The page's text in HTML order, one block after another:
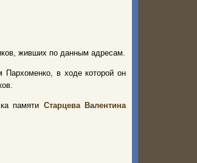
, живших по данным адресам.
Пархоменко, в ходе которой он
.
памяти Старцева Валентина